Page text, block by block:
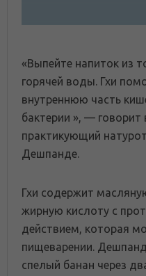
«Выпейте напиток из
горячей воды. Гхи
внутреннюю часть
бактерии », —
практикующий
Дешпанде.
Гхи содержит
жирную кислоту с
действием, которая
пищеварении.
спелый банан через